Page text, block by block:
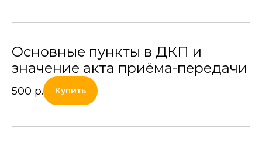
Основные пункты в ДКП и
значение акта приёма-передачи
500 р. Купить